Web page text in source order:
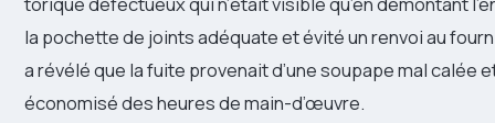
la pochette de joints adéquate et évité un renvoi au
a révélé que la fuite provenait d’une soupape mal calée
économisé des heures de main-d’œuvre.